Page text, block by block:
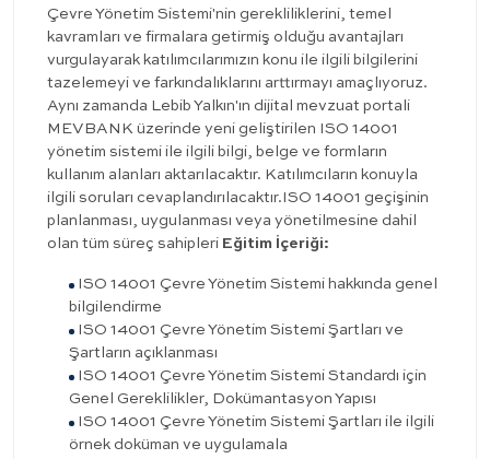
Çevre Yönetim Sistemi'nin gerekliliklerini, temel
kavramları ve firmalara getirmiş olduğu avantajları
vurgulayarak katılımcılarımızın konu ile ilgili bilgilerini
tazelemeyi ve farkındalıklarını arttırmayı amaçlıyoruz.
Aynı zamanda Lebib Yalkın'ın dijital mevzuat portali
MEVBANK üzerinde yeni geliştirilen ISO 14001
yönetim sistemi ile ilgili bilgi, belge ve formların
kullanım alanları aktarılacaktır. Katılımcıların konuyla
ilgili soruları cevaplandırılacaktır.ISO 14001 geçişinin
planlanması, uygulanması veya yönetilmesine dahil
olan tüm süreç sahipleri Eğitim İçeriği:
ISO 14001 Çevre Yönetim Sistemi hakkında genel
bilgilendirme
ISO 14001 Çevre Yönetim Sistemi Şartları ve
Şartların açıklanması
ISO 14001 Çevre Yönetim Sistemi Standardı için
Genel Gereklilikler, Dokümantasyon Yapısı
ISO 14001 Çevre Yönetim Sistemi Şartları ile ilgili
örnek doküman ve uygulamala